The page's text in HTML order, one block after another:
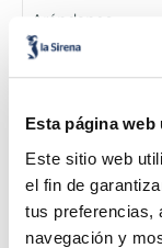
Esta página web
Este sitio web
el fin de
tus preferencias,
navegación y
Arándanos
2,39 €